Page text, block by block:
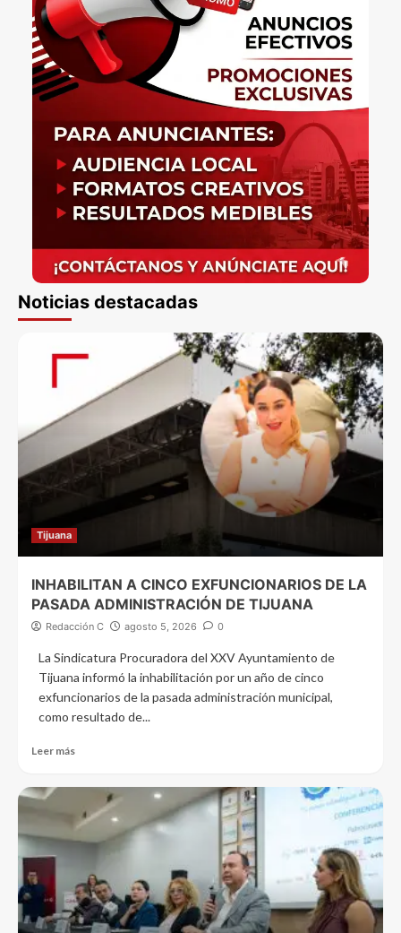
Noticias destacadas
Tijuana
INHABILITAN A CINCO EXFUNCIONARIOS DE LA
PASADA ADMINISTRACIÓN DE TIJUANA
Redacción C agosto 5, 2026 0
La Sindicatura Procuradora del XXV Ayuntamiento de
Tijuana informó la inhabilitación por un año de cinco
exfuncionarios de la pasada administración municipal,
como resultado de...
Leer más